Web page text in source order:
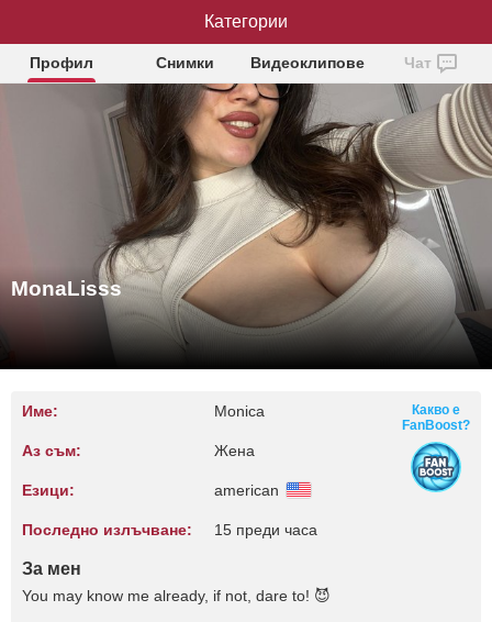
MonaLisss
Профил Снимки Видеоклипове Чат
MonaLisss
Име: Monica
Аз съм: Жена
Езици: american
Последно излъчване: 15 преди часа
Какво е
FanBoost?
За мен
You may know me already, if not, dare to! 😈
Категории